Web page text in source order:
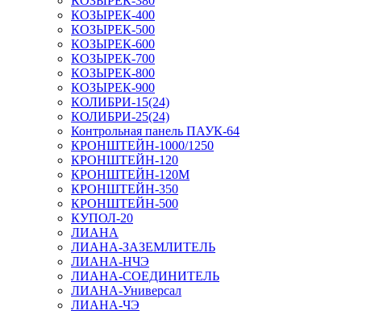
КОЗЫРЕК-400
КОЗЫРЕК-500
КОЗЫРЕК-600
КОЗЫРЕК-700
КОЗЫРЕК-800
КОЗЫРЕК-900
КОЛИБРИ-15(24)
КОЛИБРИ-25(24)
Контрольная панель ПАУК-64
КРОНШТЕЙН-1000/1250
КРОНШТЕЙН-120
КРОНШТЕЙН-120М
КРОНШТЕЙН-350
КРОНШТЕЙН-500
КУПОЛ-20
ЛИАНА
ЛИАНА-ЗАЗЕМЛИТЕЛЬ
ЛИАНА-НЧЭ
ЛИАНА-СОЕДИНИТЕЛЬ
ЛИАНА-Универсал
ЛИАНА-ЧЭ